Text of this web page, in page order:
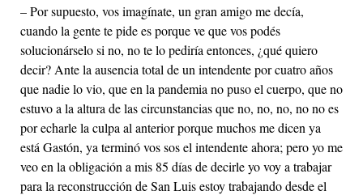
– Por supuesto, vos imagínate, un gran amigo me decía,
cuando la gente te pide es porque ve que vos podés
solucionárselo si no, no te lo pediría entonces, ¿qué quiero
decir? Ante la ausencia total de un intendente por cuatro años
que nadie lo vio, que en la pandemia no puso el cuerpo, que no
estuvo a la altura de las circunstancias que no, no, no, no no es
por echarle la culpa al anterior porque muchos me dicen ya
está Gastón, ya terminó vos sos el intendente ahora; pero yo me
veo en la obligación a mis 85 días de decirle yo voy a trabajar
para la reconstrucción de San Luis estoy trabajando desde el